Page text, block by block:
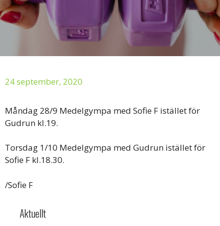
24 september, 2020
Måndag 28/9 Medelgympa med Sofie F istället för
Gudrun kl.19.
Torsdag 1/10 Medelgympa med Gudrun istället för
Sofie F kl.18.30.
/Sofie F
Aktuellt